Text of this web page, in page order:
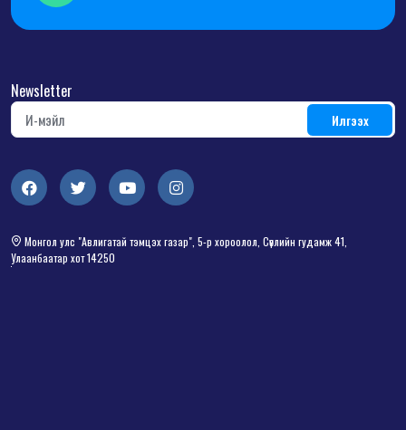
Newsletter
Монгол улс "Авлигатай тэмцэх газар", 5-р хороолол, Сөүлийн гудамж 41,
Улаанбаатар хот 14250